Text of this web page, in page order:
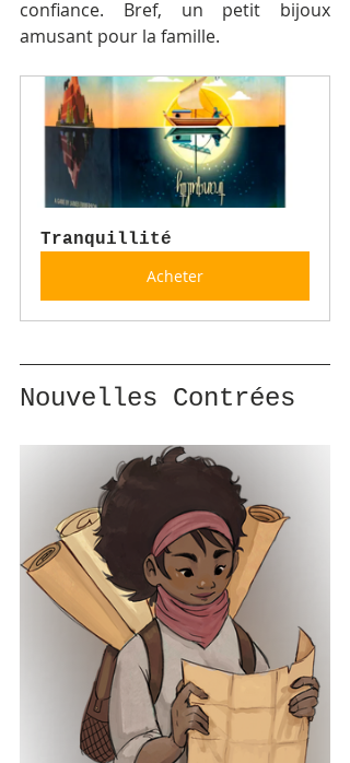
confiance. Bref, un petit bijoux
amusant pour la famille.
Tranquillité
Acheter
Nouvelles Contrées